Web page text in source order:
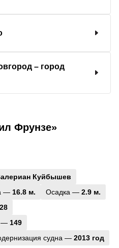
– город
Фрунзе»
Куйбышев
— 16.8 м. Осадка — 2.9 м.
— 149
судна — 2013 год